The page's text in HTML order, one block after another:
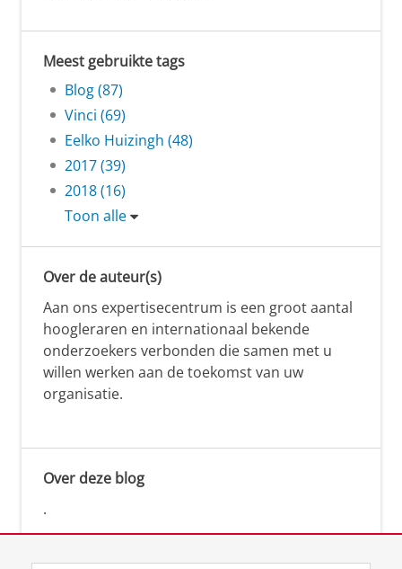
Meest gebruikte tags
Blog (87)
Vinci (69)
Eelko Huizingh (48)
2017 (39)
2018 (16)
Toon alle
Over de auteur(s)
Aan ons expertisecentrum is een groot aantal
hoogleraren en internationaal bekende
onderzoekers verbonden die samen met u
willen werken aan de toekomst van uw
organisatie.
Over deze blog
.